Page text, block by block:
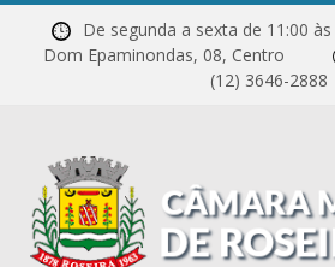
De segunda a sexta de
Dom Epaminondas, 08, Centro
(12) 3646-2888